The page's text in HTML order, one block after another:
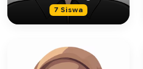
7 Siswa